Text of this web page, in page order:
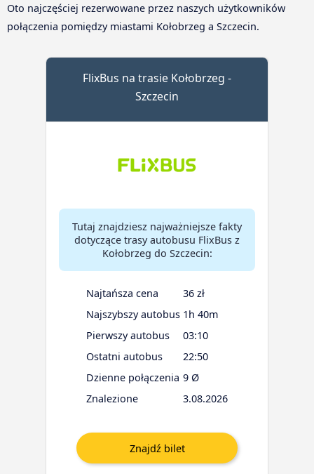
Oto najczęściej rezerwowane przez naszych użytkowników
połączenia pomiędzy miastami Kołobrzeg a Szczecin.
FlixBus na trasie Kołobrzeg -
Szczecin
Tutaj znajdziesz najważniejsze fakty
dotyczące trasy autobusu FlixBus z
Kołobrzeg do Szczecin:
Najtańsza cena
36 zł
Najszybszy autobus 1h 40m
Pierwszy autobus
03:10
Ostatni autobus
22:50
Dzienne połączenia 9 Ø
Znalezione
3.08.2026